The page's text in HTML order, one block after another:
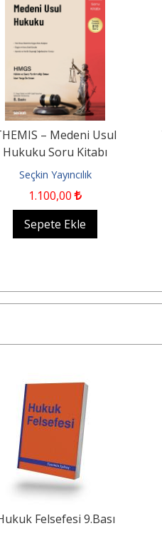
– Medeni Usul
Hukuku Soru Kitabı
Seçkin Yayıncılık
1.100,00
Sepete Ekle
Felsefesi 9.Bası